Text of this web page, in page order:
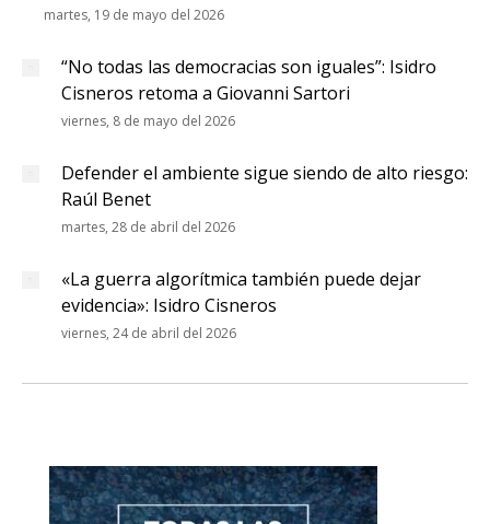
martes, 19 de mayo del 2026
“No todas las democracias son iguales”: Isidro
Cisneros retoma a Giovanni Sartori
viernes, 8 de mayo del 2026
Defender el ambiente sigue siendo de alto riesgo:
Raúl Benet
martes, 28 de abril del 2026
«La guerra algorítmica también puede dejar
evidencia»: Isidro Cisneros
viernes, 24 de abril del 2026